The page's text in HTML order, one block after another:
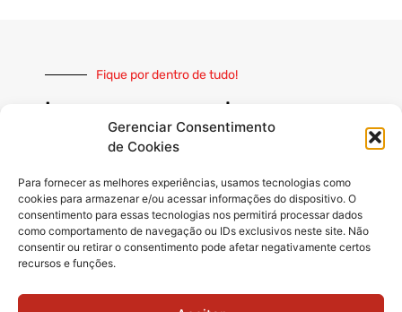
Gerenciar Consentimento
de Cookies
Para fornecer as melhores experiências, usamos tecnologias como
cookies para armazenar e/ou acessar informações do dispositivo. O
consentimento para essas tecnologias nos permitirá processar dados
como comportamento de navegação ou IDs exclusivos neste site. Não
consentir ou retirar o consentimento pode afetar negativamente certos
recursos e funções.
Fique por dentro de tudo!
Inscreva-se e receba nossas
notícias sempre atualizadas
INSCREVER